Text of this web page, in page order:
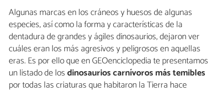
Algunas marcas en los cráneos y huesos de algunas
especies, así como la forma y características de la
dentadura de grandes y ágiles dinosaurios, dejaron ver
cuáles eran los más agresivos y peligrosos en aquellas
eras. Es por ello que en GEOenciclopedia te presentamos
un listado de losdinosaurios carnívoros más temibles
por todas las criaturas que habitaron la Tierra hace